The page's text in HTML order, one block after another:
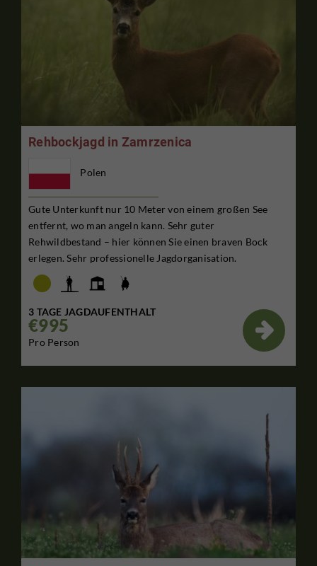
Rehbockjagd in Zamrzenica
Polen
Gute Unterkunft nur 10 Meter von einem großen See
entfernt, wo man angeln kann. Sehr guter
Rehwildbestand – hier können Sie einen braven Bock
erlegen. Sehr professionelle Jagdorganisation.
3 TAGE JAGDAUFENTHALT
€995
Pro Person
